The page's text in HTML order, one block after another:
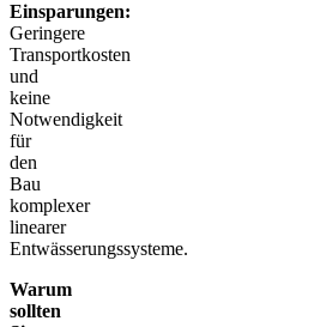
Einsparungen:
Geringere
Transportkosten
und
keine
Notwendigkeit
für
den
Bau
komplexer
linearer
Entwässerungssysteme.
Warum
sollten